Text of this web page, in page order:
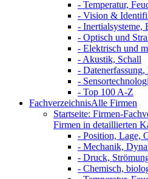
- Temperatur,
- Vision &
- Inertialsysteme,
- Optisch und
- Elektrisch und
- Akustik, Schall
-
-
- Top 100 A-Z
FachverzeichnisAlle Firmen
Startseite: Firmen-
Firmen in detaillierten
- Position, Lage,
- Mechanik,
- Druck,
- Chemisch,